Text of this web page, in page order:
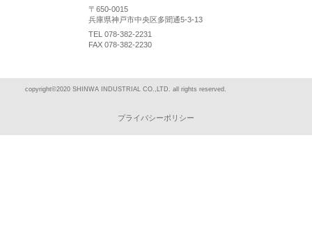
〒650-0015
兵庫県神戸市中央区多聞通5-3-13
TEL 078-382-2231
FAX 078-382-2230
copyright©2020 SHINWA INDUSTRIAL CO.,LTD. all rights reserved.
プライバシーポリシー